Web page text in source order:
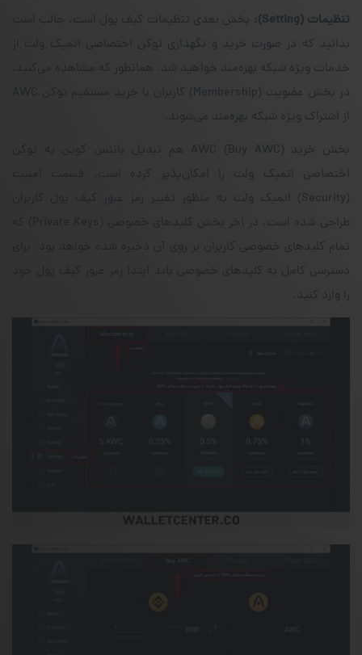
تنظیمات(Setting)
: بخش بعدی تنظیمات کیف پول است. جالب است
بدانید که در صورت خرید و نگهداری توکن اختصاصی اتمیک ولت از
خدمات ویژه‌ شبکه بهره‌مند خواهید شد. همانطور که مشاهده می‌کنید،
از اشتراک ویژه شبکه بهره‌مند می‌شوند.
اختصاصی اتمیک ولت را امکان‌پذیر کرده است. قسمت امنیت
(Security) اتمیک ولت به منظور تغییر رمز عبور کیف پول کاربران
تمام کلیدهای خصوصی کاربران بر روی آن ذخیره شده خواهد بود. برای
دسترسی کامل به کلیدهای خصوصی باید ابتدا رمز عبور کیف پول خود
را وارد کنید.